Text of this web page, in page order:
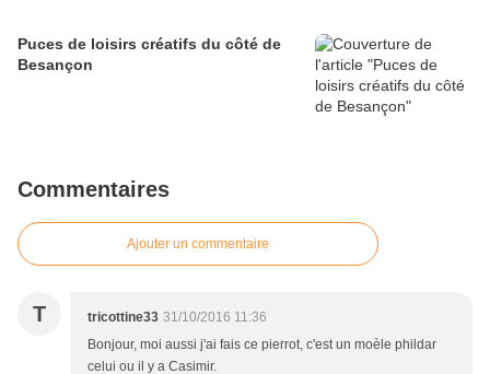
Puces de loisirs créatifs du côté de
Besançon
Commentaires
Ajouter un commentaire
T tricottine33 31/10/2016 11:36
Bonjour, moi aussi j'ai fais ce pierrot, c'est un moèle phildar
celui ou il y a Casimir.